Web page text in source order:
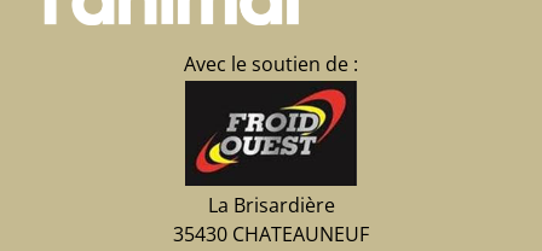
Avec le soutien de :
La Brisardière
35430 CHATEAUNEUF